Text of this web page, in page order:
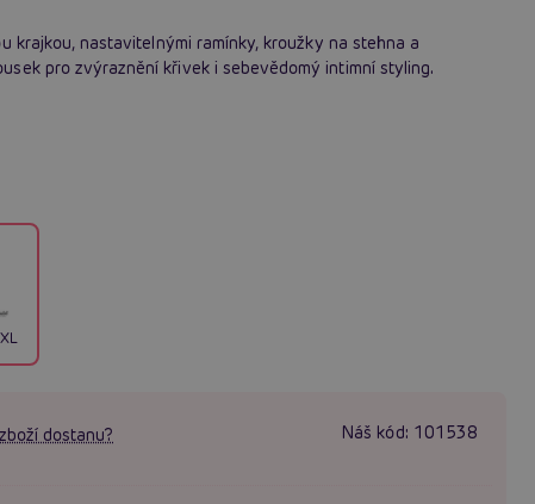
krajkou, nastavitelnými ramínky, kroužky na stehna a
pro zvýraznění křivek i sebevědomý intimní styling.
dostanu? Náš kód: 101538